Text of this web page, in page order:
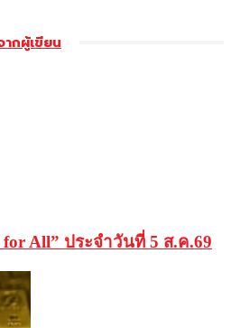
ากผู้เขียน
All” ประจำวันที่ 5 ส.ค.69